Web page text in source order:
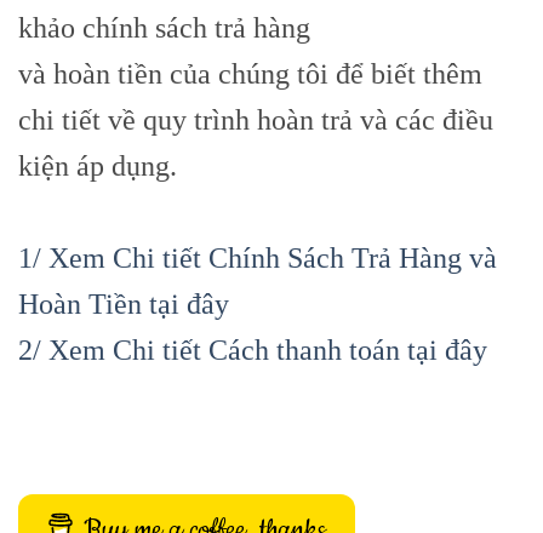
khảo chính sách trả hàng
và hoàn tiền của chúng tôi để biết thêm
chi tiết về quy trình hoàn trả và các điều
kiện áp dụng.
1/ Xem Chi tiết Chính Sách Trả Hàng và
Hoàn Tiền tại đây
2/ Xem Chi tiết Cách thanh toán tại đây